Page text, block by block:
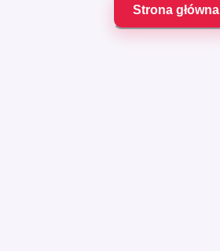
Strona główna